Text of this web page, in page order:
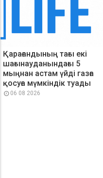
Қарағандының тағы екі
шағынауданындағы 5
мыңнан астам үйді газға
қосуға мүмкіндік туады
06 08 2026